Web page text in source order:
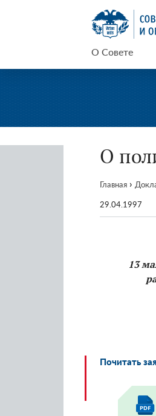
СВОП
О Совете
О
Главная ›
29.04.1997
13
Почитать